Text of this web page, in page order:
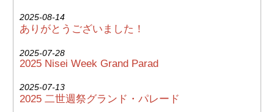
2025-08-14
ありがとうございました！
2025-07-28
2025 Nisei Week Grand Parad
2025-07-13
2025 二世週祭グランド・パレード